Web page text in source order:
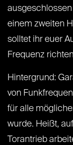
einem zweiten
solltet ihr euer
Frequenz
Hintergrund:
von
für alle
wurde. Heißt,
Torantrieb